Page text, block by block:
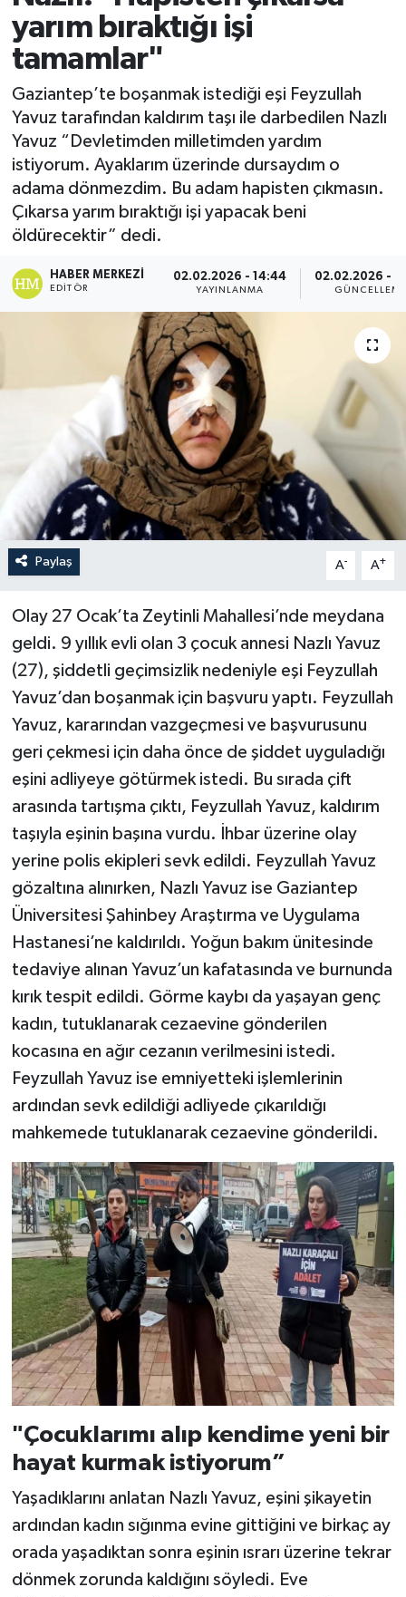
yarım bıraktığı işi
tamamlar"
Gaziantep’te boşanmak istediği eşi Feyzullah
Yavuz tarafından kaldırım taşı ile darbedilen Nazlı
Yavuz “Devletimden milletimden yardım
istiyorum. Ayaklarım üzerinde dursaydım o
adama dönmezdim. Bu adam hapisten çıkmasın.
Çıkarsa yarım bıraktığı işi yapacak beni
öldürecektir” dedi.
HABER MERKEZI
EDITÖR
02.02.2026 - 14:44
YAYINLANMA
02.02.2026 -
Paylaş A- A+
Olay 27 Ocak’ta Zeytinli Mahallesi’nde meydana
geldi. 9 yıllık evli olan 3 çocuk annesi Nazlı Yavuz
(27), şiddetli geçimsizlik nedeniyle eşi Feyzullah
Yavuz’dan boşanmak için başvuru yaptı. Feyzullah
Yavuz, kararından vazgeçmesi ve başvurusunu
geri çekmesi için daha önce de şiddet uyguladığı
eşini adliyeye götürmek istedi. Bu sırada çift
arasında tartışma çıktı, Feyzullah Yavuz, kaldırım
taşıyla eşinin başına vurdu. İhbar üzerine olay
yerine polis ekipleri sevk edildi. Feyzullah Yavuz
gözaltına alınırken, Nazlı Yavuz ise Gaziantep
Üniversitesi Şahinbey Araştırma ve Uygulama
Hastanesi’ne kaldırıldı. Yoğun bakım ünitesinde
tedaviye alınan Yavuz’un kafatasında ve burnunda
kırık tespit edildi. Görme kaybı da yaşayan genç
kadın, tutuklanarak cezaevine gönderilen
kocasına en ağır cezanın verilmesini istedi.
Feyzullah Yavuz ise emniyetteki işlemlerinin
ardından sevk edildiği adliyede çıkarıldığı
mahkemede tutuklanarak cezaevine gönderildi.
"Çocuklarımı alıp kendime yeni bir
hayat kurmak istiyorum”
Yaşadıklarını anlatan Nazlı Yavuz, eşini şikayetin
ardından kadın sığınma evine gittiğini ve birkaç ay
orada yaşadıktan sonra eşinin ısrarı üzerine tekrar
dönmek zorunda kaldığını söyledi. Eve